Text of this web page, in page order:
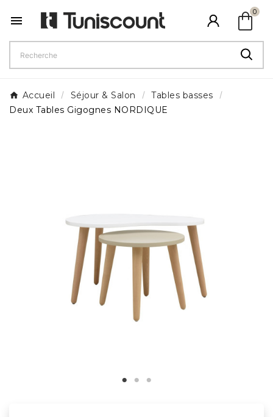
 shopping_bag
0
Accueil Séjour & Salon
Tables basses
Deux Tables Gigognes NORDIQUE